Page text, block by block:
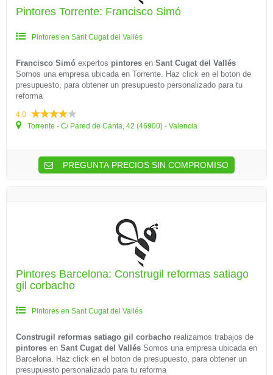
Pintores Torrente: Francisco Simó
Pintores en Sant Cugat del Vallés
Francisco Simó expertos pintores en Sant Cugat del Vallés
Somos una empresa ubicada en Torrente. Haz click en el boton de
presupuesto, para obtener un presupuesto personalizado para tu
reforma
4.0
Torrente - C/ Pared de Canta, 42 (46900) - Valencia
PREGUNTA PRECIOS SIN COMPROMISO
Pintores Barcelona: Construgil reformas satiago
gil corbacho
Pintores en Sant Cugat del Vallés
Construgil reformas satiago gil corbacho realizamos trabajos de
pintores en Sant Cugat del Vallés Somos una empresa ubicada en
Barcelona. Haz click en el boton de presupuesto, para obtener un
presupuesto personalizado para tu reforma